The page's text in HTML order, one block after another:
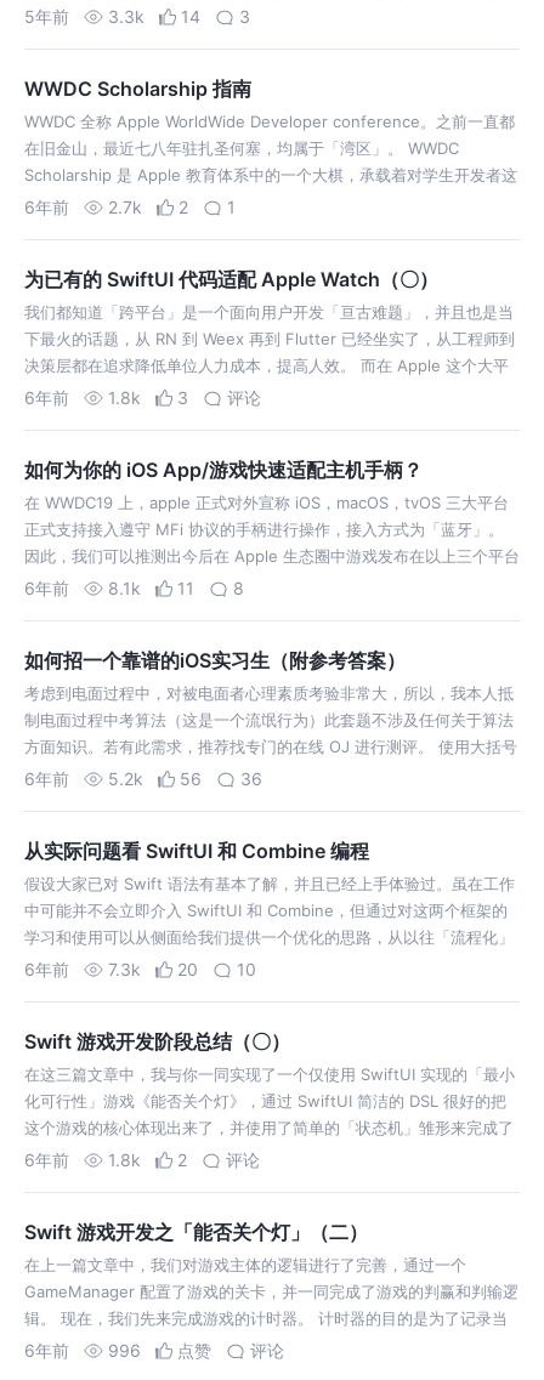
完成了统一，之…
5年前 3.3k 14 3
WWDC Scholarship 指南
WWDC 全称 Apple WorldWide Developer conference。之前一直都
在旧金山，最近七八年驻扎圣何塞，均属于「湾区」。 WWDC
Scholarship 是 Apple 教育体系中的一个大棋，承载着对学生开发者这
一人群通往梦想殿堂唯一的途径，但这个…
6年前 2.7k 2 1
为已有的 SwiftUI 代码适配 Apple Watch（〇）
我们都知道「跨平台」是一个面向用户开发「亘古难题」，并且也是当
下最火的话题，从 RN 到 Weex 再到 Flutter 已经坐实了，从工程师到
决策层都在追求降低单位人力成本，提高人效。 而在 Apple 这个大平
台上，一直与业界的主流意识错位。自从封禁 JSPatch 后，各…
6年前 1.8k 3 评论
如何为你的 iOS App/游戏快速适配主机手柄？
在 WWDC19 上，apple 正式对外宣称 iOS，macOS，tvOS 三大平台
正式支持接入遵守 MFi 协议的手柄进行操作，接入方式为「蓝牙」。
因此，我们可以推测出今后在 Apple 生态圈中游戏发布在以上三个平台
时都会一定去考虑对手柄的支持。仔细观察目前在 Appl…
6年前 8.1k 11 8
如何招一个靠谱的iOS实习生（附参考答案）
考虑到电面过程中，对被电面者心理素质考验非常大，所以，我本人抵
制电面过程中考算法（这是一个流氓行为）此套题不涉及任何关于算法
方面知识。若有此需求，推荐找专门的在线 OJ 进行测评。 使用大括号
进行初始化 class和struct如果定义了构造函数，就不能用大括号初始
6年前 5.2k 56 36
从实际问题看 SwiftUI 和 Combine 编程
假设大家已对 Swift 语法有基本了解，并且已经上手体验过。虽在工作
中可能并不会立即介入 SwiftUI 和 Combine，但通过对这两个框架的
学习和使用可以从侧面给我们提供一个优化的思路，从以往「流程化」
和「命令式」的编程思维中转变出来，提升开发效率。 此次分享在于快
6年前 7.3k 20 10
Swift 游戏开发阶段总结（〇）
在这三篇文章中，我与你一同实现了一个仅使用 SwiftUI 实现的「最小
化可行性」游戏《能否关个灯》，通过 SwiftUI 简洁的 DSL 很好的把
这个游戏的核心体现出来了，并使用了简单的「状态机」雏形来完成了
对游戏核心逻辑的保障。 这个游戏主要是想让大家「强行」理解游戏开
6年前 1.8k 2 评论
Swift 游戏开发之「能否关个灯」（二）
在上一篇文章中，我们对游戏主体的逻辑进行了完善，通过一个
GameManager 配置了游戏的关卡，并一同完成了游戏的判赢和判输逻
辑。 现在，我们先来完成游戏的计时器。 计时器的目的是为了记录当
前玩家进行游戏时所耗费的时间，给玩家营造出一种「紧张」的氛围，
6年前 996 点赞 评论